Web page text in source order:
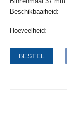
Beschikbaarheid:
Hoeveelheid:
BESTEL